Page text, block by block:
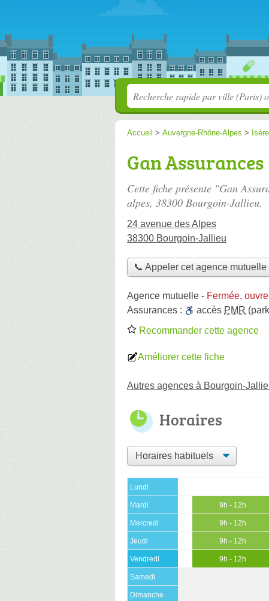
Accueil > Auvergne-Rhône-Alpes > Isère
Gan Assurances
Cette fiche présente "Gan
alpes, 38300 Bourgoin-Jallieu.
24 avenue des Alpes
38300 Bourgoin-Jallieu
📞 Appeler cet agence mutuelle
Agence mutuelle - Fermée,
Assurances :
accès PMR
Recommander cette agence
Améliorer cette fiche
Autres agences à Bourgoin-
Horaires
Lundi
Mardi 9h - 12h
Mercredi 9h - 12h
Jeudi 9h - 12h
Vendredi 9h - 12h
Samedi
Dimanche